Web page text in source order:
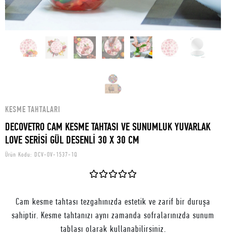
KESME TAHTALARI
DECOVETRO CAM KESME TAHTASI VE SUNUMLUK YUVARLAK
LOVE SERİSİ GÜL DESENLİ 30 X 30 CM
Ürün Kodu: DCV-OV-1537-1Q
Cam kesme tahtası tezgahınızda estetik ve zarif bir duruşa
sahiptir. Kesme tahtanızı aynı zamanda sofralarınızda sunum
tablası olarak kullanabilirsiniz.